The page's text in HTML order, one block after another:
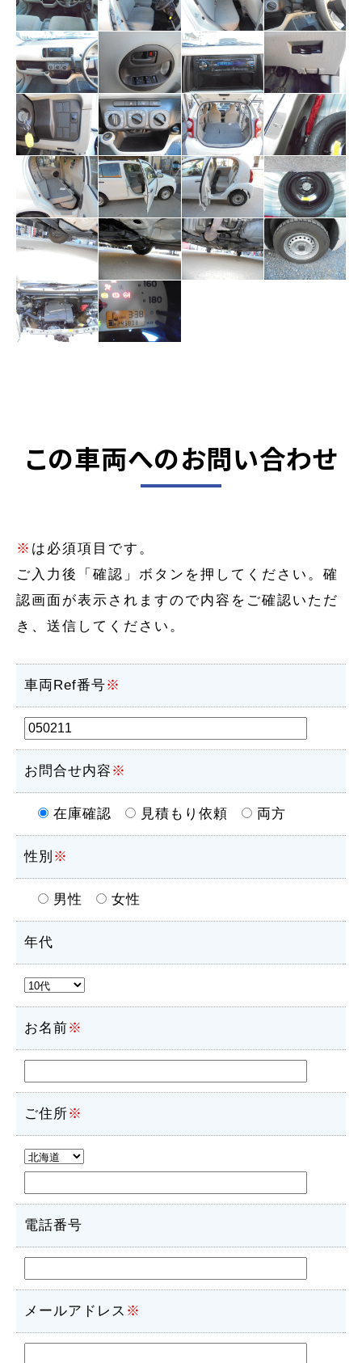
この車両へのお問い合わせ
※ は必須項目です。
ご入力後「確認」ボタンを押してください。確
認画面が表示されますので内容をご確認いただ
き、送信してください。
車両Ref番号※
お問合せ内容 ※
在庫確認 見積もり依頼 両方
性別 ※
男性 女性
年代
お名前※
ご住所※
電話番号
メールアドレス ※